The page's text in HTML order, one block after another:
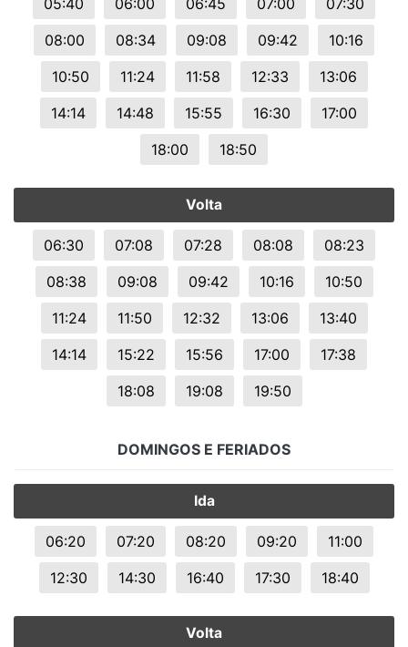
05:40 06:00 06:45 07:00
07:30
08:00
08:34 09:08 09:42
10:16
10:50
11:24 11:58 12:33
13:06
14:14
14:48 15:55 16:30
17:00
18:00
18:50
Volta
06:30 07:08 07:28 08:08
08:23
08:38
09:08 09:42 10:16
10:50
11:24
11:50 12:32 13:06
13:40
14:14
15:22 15:56 17:00
17:38
18:08
19:08 19:50
DOMINGOS E FERIADOS
Ida
06:20 07:20 08:20 09:20
11:00
12:30
14:30 16:40 17:30 18:40
Volta